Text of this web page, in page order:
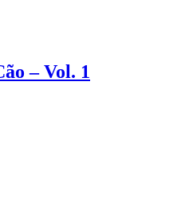
– Vol. 1